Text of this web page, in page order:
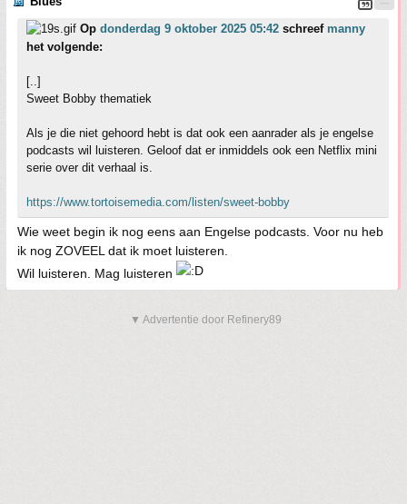
Op donderdag 9 oktober 2025 05:42 schreef manny
het volgende:
[..]
Sweet Bobby thematiek
Als je die niet gehoord hebt is dat ook een aanrader als je engelse
podcasts wil luisteren. Geloof dat er inmiddels ook een Netflix mini
serie over dit verhaal is.
https://www.tortoisemedia.com/listen/sweet-bobby
Wie weet begin ik nog eens aan Engelse podcasts. Voor nu heb
ik nog ZOVEEL dat ik moet luisteren.
Wil luisteren. Mag luisteren
▼ Advertentie door Refinery89